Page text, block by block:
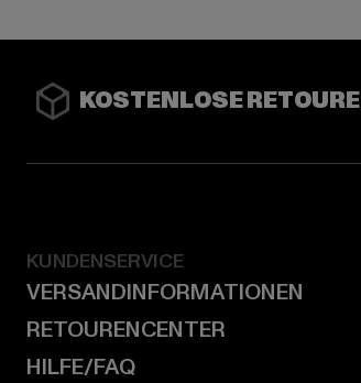
KOSTENLOSE RETOURE
KUNDENSERVICE
VERSANDINFORMATIONEN
RETOURENCENTER
HILFE/FAQ